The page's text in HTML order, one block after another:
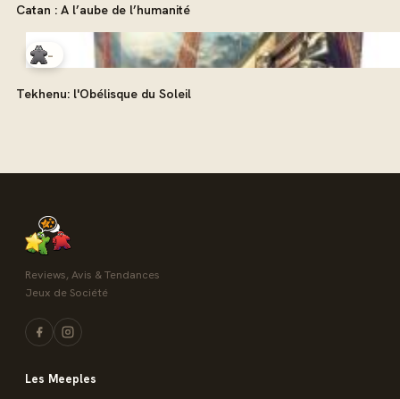
Catan : A l’aube de l’humanité
-
Tekhenu: l'Obélisque du Soleil
Reviews, Avis & Tendances
Jeux de Société
Les Meeples